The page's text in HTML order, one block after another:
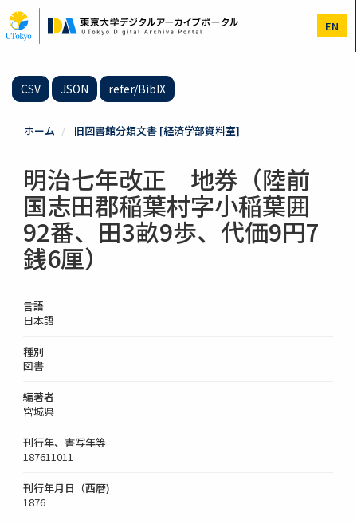
イ
ン
EN
CSV JSON refer/BibIX
ホーム 旧図書館分類文書 [経済学部資料室]
明治七年改正 地券（陸前
国志田郡稲葉村字小稲葉囲
92番、田3畝9歩、代価9円7
銭6厘）
言語
日本語
種別
図書
編著者
宮城県
刊行年、書写年等
187611011
刊行年月日（西暦)
1876